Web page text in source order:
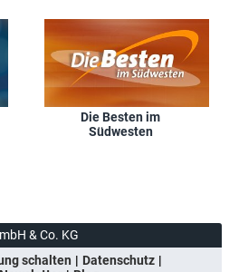
Die Besten im
Südwesten
& Co. KG
schalten
Datenschutz